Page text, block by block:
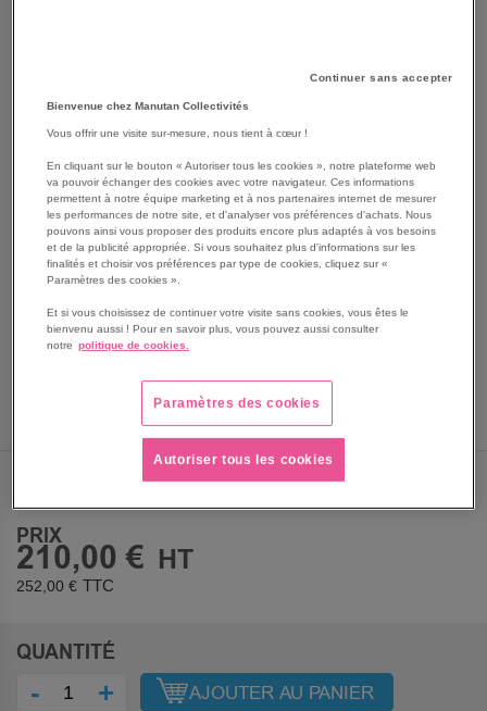
SKIP
BEGINNING
IMAGES
GALLERY
Les avantages
Câble ECG fiche banane pour électrocardiographe
ECGPAD EDAN.
Pour modèle ECGPAD.
Voir le descriptif complet
PRIX
210,00 €
252,00 €
QUANTITÉ
- + AJOUTER AU PANIER
Continuer sans accepter
Bienvenue chez Manutan Collectivités
Vous offrir une visite sur-mesure, nous tient à cœur !
En cliquant sur le bouton « Autoriser tous les cookies », notre plateforme web
va pouvoir échanger des cookies avec votre navigateur. Ces informations
permettent à notre équipe marketing et à nos partenaires internet de mesurer
les performances de notre site, et d'analyser vos préférences d'achats. Nous
pouvons ainsi vous proposer des produits encore plus adaptés à vos besoins
et de la publicité appropriée. Si vous souhaitez plus d'informations sur les
finalités et choisir vos préférences par type de cookies, cliquez sur «
Paramètres des cookies ».
Et si vous choisissez de continuer votre visite sans cookies, vous êtes le
bienvenu aussi ! Pour en savoir plus, vous pouvez aussi consulter
notre politique de cookies.
Paramètres des cookies
Autoriser tous les cookies